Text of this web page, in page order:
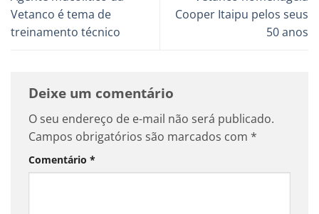
Vetanco é tema de
treinamento técnico
Cooper Itaipu pelos seus
50 anos
Deixe um comentário
O seu endereço de e-mail não será publicado.
Campos obrigatórios são marcados com *
Comentário *